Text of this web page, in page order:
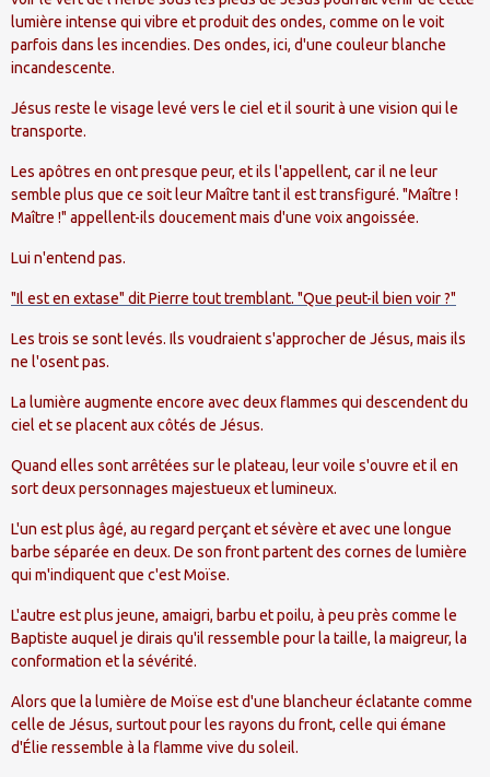
lumière intense qui vibre et produit des ondes, comme on le voit
parfois dans les incendies. Des ondes, ici, d'une couleur blanche
incandescente.
Jésus reste le visage levé vers le ciel et il sourit à une vision qui le
transporte.
Les apôtres en ont presque peur, et ils l'appellent, car il ne leur
semble plus que ce soit leur Maître tant il est transfiguré. "Maître !
Maître !" appellent-ils doucement mais d'une voix angoissée.
Lui n'entend pas.
"Il est en extase" dit Pierre tout tremblant. "Que peut-il bien voir ?"
Les trois se sont levés. Ils voudraient s'approcher de Jésus, mais ils
ne l'osent pas.
La lumière augmente encore avec deux flammes qui descendent du
ciel et se placent aux côtés de Jésus.
Quand elles sont arrêtées sur le plateau, leur voile s'ouvre et il en
sort deux personnages majestueux et lumineux.
L'un est plus âgé, au regard perçant et sévère et avec une longue
barbe séparée en deux. De son front partent des cornes de lumière
qui m'indiquent que c'est Moïse.
L'autre est plus jeune, amaigri, barbu et poilu, à peu près comme le
Baptiste auquel je dirais qu'il ressemble pour la taille, la maigreur, la
conformation et la sévérité.
Alors que la lumière de Moïse est d'une blancheur éclatante comme
celle de Jésus, surtout pour les rayons du front, celle qui émane
d'Élie ressemble à la flamme vive du soleil.